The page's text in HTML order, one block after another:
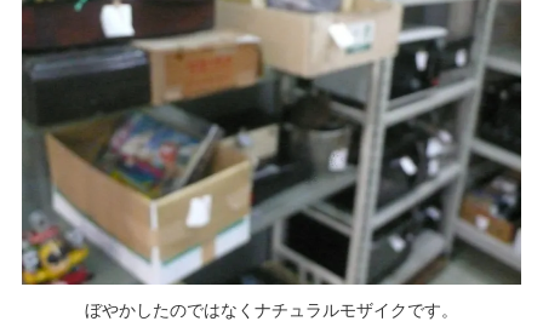
ぼやかしたのではなくナチュラルモザイクです。